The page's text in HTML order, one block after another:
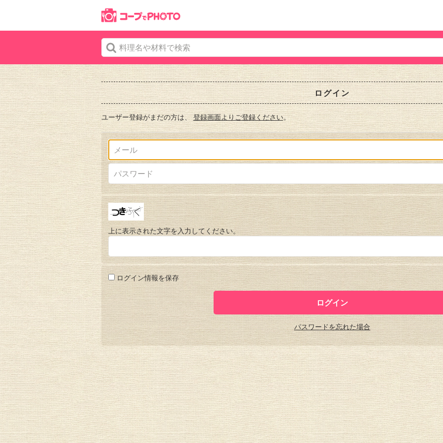
ログイン
ユーザー登録がまだの方は、登録画面よりご登録ください。
上に表示された文字を入力してください。
ログイン情報を保存
パスワードを忘れた場合